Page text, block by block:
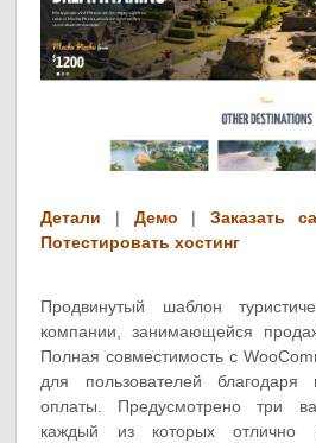
Детали | Демо | Заказать
Потестировать хостинг
Продвинутый шаблон
компании, занимающейся
Полная совместимость с
для пользователей благодаря
оплаты. Предусмотрено три
каждый из которых отлично